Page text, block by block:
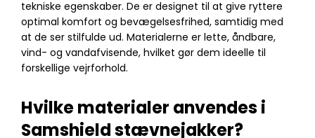
tekniske egenskaber. De er designet til at give ryttere
optimal komfort og bevægelsesfrihed, samtidig med
at de ser stilfulde ud. Materialerne er lette, åndbare,
vind- og vandafvisende, hvilket gør dem ideelle til
forskellige vejrforhold.
Hvilke materialer anvendes i
Samshield stævnejakker?